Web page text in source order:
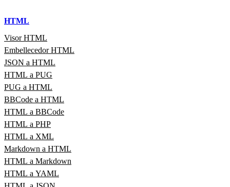
HTML
Visor HTML
Embellecedor HTML
JSON a HTML
HTML a PUG
PUG a HTML
BBCode a HTML
HTML a BBCode
HTML a PHP
HTML a XML
Markdown a HTML
HTML a Markdown
HTML a YAML